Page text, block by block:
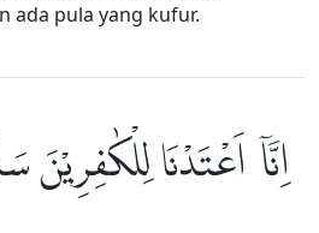
ada pula yang kufur.
اِنَّآ اَعْتَدْنَا لِلْكٰفِرِيْنَ